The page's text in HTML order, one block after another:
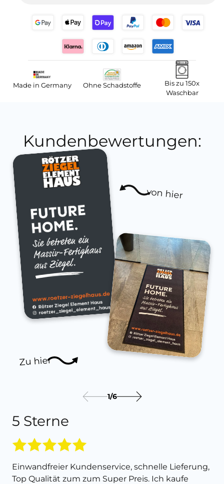
Made in Germany Ohne Schadstoffe
Bis zu 150x
Waschbar
Kundenbewertungen:
Zu hier
von hier
5 Sterne
Einwandfreier Kundenservice, schnelle Lieferung,
Top Qualität zum zum Super Preis. Ich kaufe
1/6